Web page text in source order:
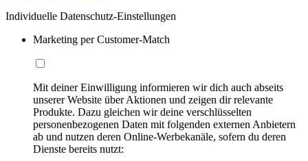
Individuelle Datenschutz-Einstellungen
Marketing per Customer-Match
Mit deiner Einwilligung informieren wir dich auch abseits
unserer Website über Aktionen und zeigen dir relevante
Produkte. Dazu gleichen wir deine verschlüsselten
personenbezogenen Daten mit folgenden externen Anbietern
ab und nutzen deren Online-Werbekanäle, sofern du deren
Dienste bereits nutzt: